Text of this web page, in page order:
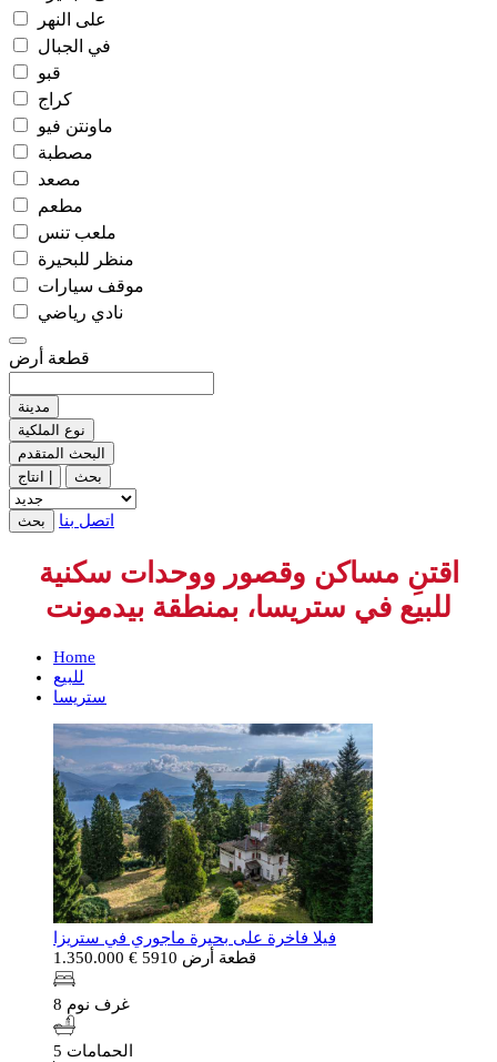
على النهر
في الجبال
قبو
كراج
ماونتن فيو
مصطبة
مصعد
مطعم
ملعب تنس
منظر للبحيرة
موقف سيارات
نادي رياضي
قطعة أرض
مدينة
نوع الملكية
البحث المتقدم
بحث
بحث اتصل بنا
اقتنِ مساكن وقصور ووحدات سكنية
للبيع في ستريسا، بمنطقة بيدمونت
Home
للبيع
ستريسا
فيلا فاخرة على بحيرة ماجوري في ستريزا
قطعة أرض 5910
€ 1.350.000
8 غرف نوم
5 الحمامات